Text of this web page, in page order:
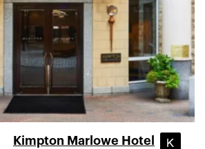
Kimpton Marlowe Hotel